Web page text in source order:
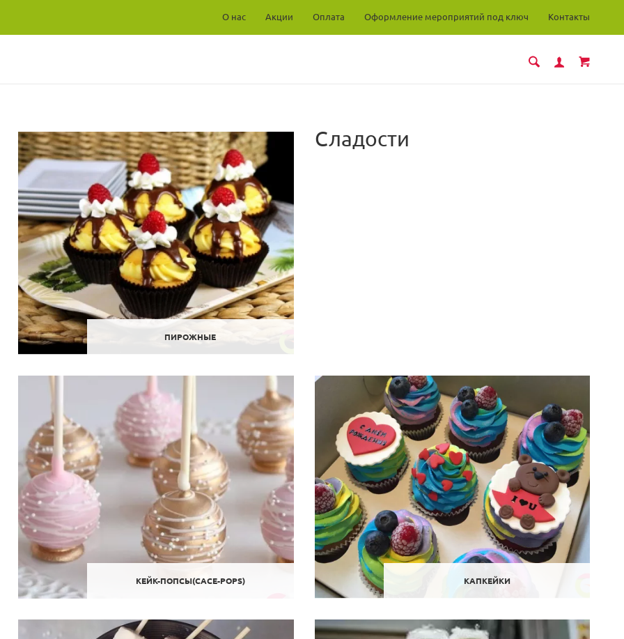
О нас Акции Оплата Оформление мероприятий под ключ Контакты
Сладости
ПИРОЖНЫЕ
КЕЙК-ПОПСЫ(CACE-POPS) КАПКЕЙКИ